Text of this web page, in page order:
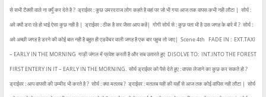
से सभी टैक्सी वाले ना क्यूँ कर देते है ? ड्राईवर : कुछ उमरदराज लोग कहते है वहां पर जो भी गया आज तक वापस कभी नही लौटा | सोर्य :
अरे क्यों डरा रहे हो भाई ऐसा कुछ नही है | ड्राईवर : ठीक है सर जैसा आप कहें| गोगी सोर्य से : कुछ पता भी है उस जगह के बारे में ? सोर्य :
अरे अच्छी जगह है डरने की कोई बात नही है बहुत ही एडवेंचर वाली जगह है एक बार पहुच तो जाए| Scene 4th FADE IN : EXT.TAXI
– EARLY IN THE MORNING गाड़ी जंगल में प्रवेश करती है और सब उतारते हुए DISOLVE TO: INT.INTO THE FOREST
FIRST ENTERY IN IT – EARLY IN THE MORNING. सोर्य ड्राईवर को पैसे देते हुए : वापस लेजाने का कुछ कर सकते हो ?
ड्राईवर : आप वापसी की उम्मीद भी करते है ? सोर्य : क्या मतलब ? ड्राईवर : मतलब यही की यहाँ से आज तक कोई वापिस नही लौटा | सोर्य